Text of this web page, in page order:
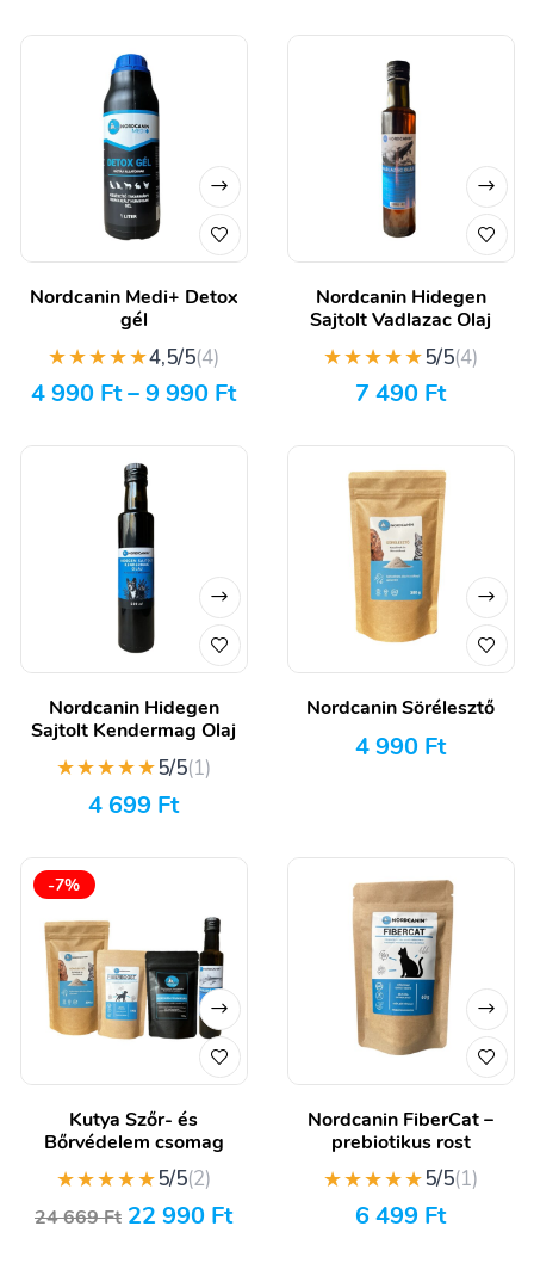
Nordcanin Medi+ Detox
gél
★★★★★4,5/5(4)
4 990 Ft–9 990 Ft
Nordcanin Hidegen
Sajtolt Vadlazac Olaj
★★★★★5/5(4)
7 490 Ft
Nordcanin Hidegen
Sajtolt Kendermag Olaj
★★★★★5/5(1)
4 699 Ft
Nordcanin Sörélesztő
4 990 Ft
-7%
Kutya Szőr- és
Bőrvédelem csomag
★★★★★5/5(2)
24 669Ft 22 990 Ft
Nordcanin FiberCat –
prebiotikus rost
★★★★★5/5(1)
6 499 Ft